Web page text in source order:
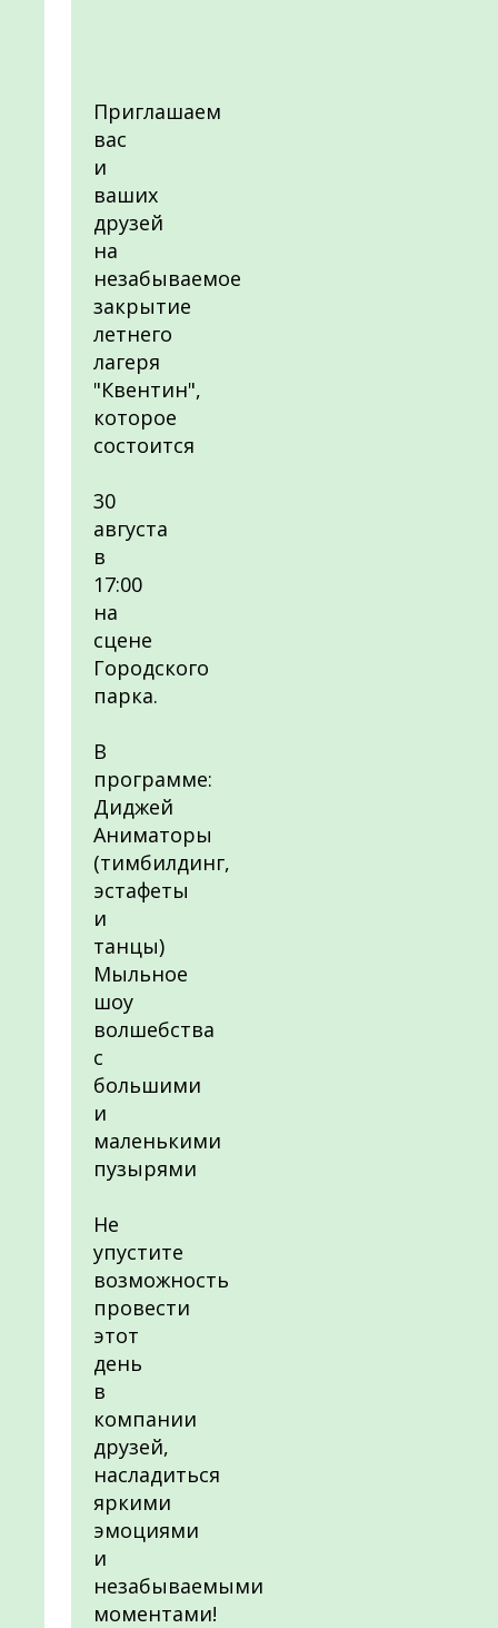
Приглашаем
вас
и
ваших
друзей
на
незабываемое
закрытие
летнего
лагеря
"Квентин",
которое
состоится
30
августа
в
17:00
на
сцене
Городского
парка.
В
программе:
Диджей
Аниматоры
(тимбилдинг,
эстафеты
и
танцы)
Мыльное
шоу
волшебства
с
большими
и
маленькими
пузырями
Не
упустите
возможность
провести
этот
день
в
компании
друзей,
насладиться
яркими
эмоциями
и
незабываемыми
моментами!